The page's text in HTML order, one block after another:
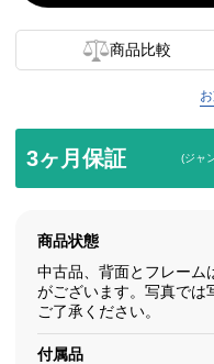
商品比較
3ヶ月保証 (ジャ
商品状態
中古品、背面とフレーム
がございます。写真では
ご了承ください。
付属品